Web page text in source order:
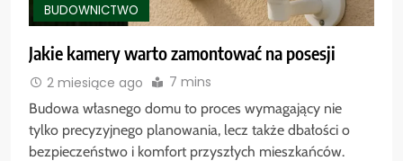
BUDOWNICTWO
Jakie kamery warto zamontować na posesji
2 miesiące ago 7 mins
Budowa własnego domu to proces wymagający nie
tylko precyzyjnego planowania, lecz także dbałości o
bezpieczeństwo i komfort przyszłych mieszkańców.